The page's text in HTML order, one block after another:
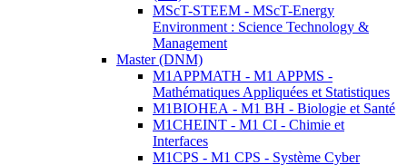
MScT-STEEM - MScT-Energy
Environment : Science Technology &
Management
Master (DNM)
M1APPMATH - M1 APPMS -
Mathématiques Appliquées et Statistiques
M1BIOHEA - M1 BH - Biologie et Santé
M1CHEINT - M1 CI - Chimie et
Interfaces
M1CPS - M1 CPS - Système Cyber